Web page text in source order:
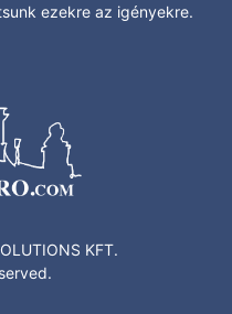
ezekre az igényekre.
KFT.